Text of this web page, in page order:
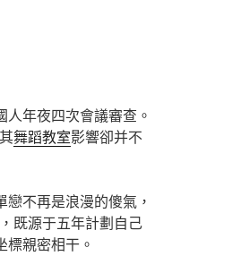
人年夜四次會議審查。
舞蹈教室影響卻并不
戀不再是浪漫的傻氣，
既源于五年計劃自己
標親密相干。